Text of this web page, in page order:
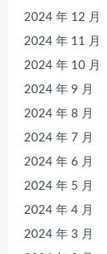
2024 年 12 月
2024 年 11 月
2024 年 10 月
2024 年 9 月
2024 年 8 月
2024 年 7 月
2024 年 6 月
2024 年 5 月
2024 年 4 月
2024 年 3 月